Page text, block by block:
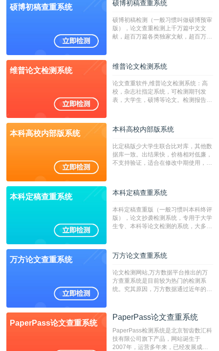
硕博初稿查重系统 硕博初稿查重系统
硕博初稿检测（一般习惯叫做硕博预审
版），论文查重检测上千万篇中文文
献，超百万篇各类独家文献，超百万港
校用来检测硕博论文的系统，检测范围
广，数据来源真实，检测算法合理!本
字符数30万）
维普论文检测系统 维普论文检测系统
论文查重软件,维普论文检测系统：高
校，杂志社指定系统，可检测期刊发
表，大学生，硕博等论文。检测报告支
本科高校内部版系统 本科高校内部版系统
比定稿版少大学生联合比对库，其他数
据库一致。出结果快，价格相对低廉，
不支持验证，适合在修改中期使用，定
本科定稿查重系统 本科定稿查重系统
本科定稿查重版（一般习惯叫本科终评
版），论文抄袭检测系统，专用于大学
生专、本科等论文检测的系统，大多数
万方论文查重系统 万方论文查重系统
论文检测网站,万方数据平台推出的万
方查重系统是目前较为热门的检测系
统。究其原因，万方数据通过近年的发
检测系统，其真实性和权威性无可厚
非。其次，相对于知网而言，万方检测
费用少，上手容易，是学生初次论文查
重的推荐系统。
PaperPass论文查重系统
PaperPass论文查重系统
PaperPass检测系统是北京智齿数汇科
技有限公司旗下产品，网站诞生于
2007年，运营多年来，已经发展成为